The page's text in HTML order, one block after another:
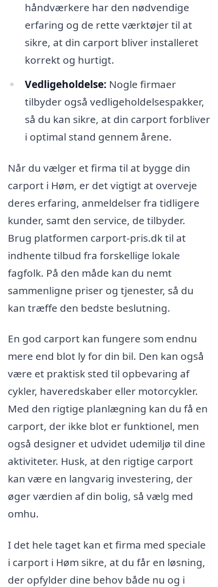
håndværkere har den nødvendige
erfaring og de rette værktøjer til at
sikre, at din carport bliver installeret
korrekt og hurtigt.
Vedligeholdelse: Nogle firmaer
tilbyder også vedligeholdelsespakker,
så du kan sikre, at din carport forbliver
i optimal stand gennem årene.
Når du vælger et firma til at bygge din
carport i Høm, er det vigtigt at overveje
deres erfaring, anmeldelser fra tidligere
kunder, samt den service, de tilbyder.
Brug platformen carport-pris.dk til at
indhente tilbud fra forskellige lokale
fagfolk. På den måde kan du nemt
sammenligne priser og tjenester, så du
kan træffe den bedste beslutning.
En god carport kan fungere som endnu
mere end blot ly for din bil. Den kan også
være et praktisk sted til opbevaring af
cykler, haveredskaber eller motorcykler.
Med den rigtige planlægning kan du få en
carport, der ikke blot er funktionel, men
også designer et udvidet udemiljø til dine
aktiviteter. Husk, at den rigtige carport
kan være en langvarig investering, der
øger værdien af din bolig, så vælg med
omhu.
I det hele taget kan et firma med speciale
i carport i Høm sikre, at du får en løsning,
der opfylder dine behov både nu og i